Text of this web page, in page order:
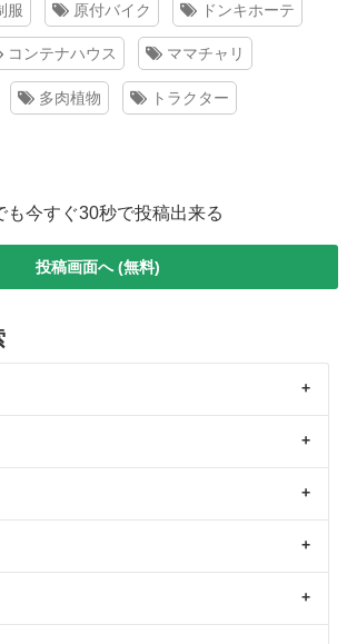
服 原付バイク ドンキホーテ
コンテナハウス ママチャリ
多肉植物 トラクター
も今すぐ30秒で投稿出来る
投稿画面へ (無料)